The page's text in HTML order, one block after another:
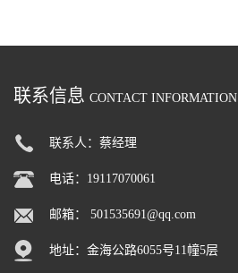
联系信息 CONTACT INFORMATION
联系人：蔡经理
电话：19117070061
邮箱： 501535691@qq.com
地址：金海公路6055号11幢5层